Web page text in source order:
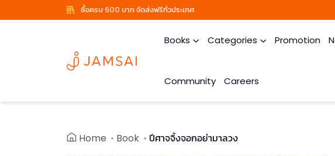
ซื้อครบ 600 บาท จัดส่งฟรีทั่วประเทศ
Books Categories Promotion
Community Careers
Home Book ปีศาจจิ้งจอกอย่ามาลวง